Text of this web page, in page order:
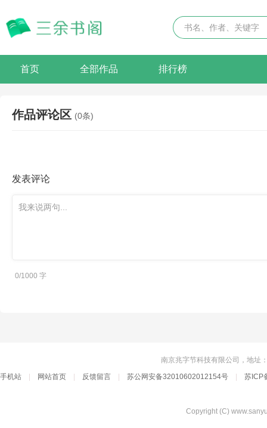
首页 全部作品 排行榜
作品评论区 (0条)
发表评论
0/1000 字
南京兆字节科技有限公司，地址
手机站
网站首页 反馈留言 苏公网安备32010602012154号 苏ICP
Copyright (C)